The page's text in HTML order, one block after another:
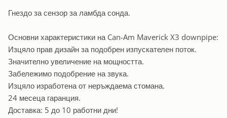
Гнездо за сензор за ламбда сонда.
Основни характеристики на Can-Am Maverick X3 downpipe:
Изцяло прав дизайн за подобрен изпускателен поток.
Значително увеличение на мощността.
Забележимо подобрение на звука.
Изцяло изработена от неръждаема стомана.
24 месеца гаранция.
Доставка: 5 до 10 работни дни!